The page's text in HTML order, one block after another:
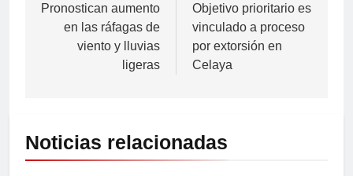
Pronostican aumento
en las ráfagas de
viento y lluvias
ligeras
Objetivo prioritario es
vinculado a proceso
por extorsión en
Celaya
Noticias relacionadas